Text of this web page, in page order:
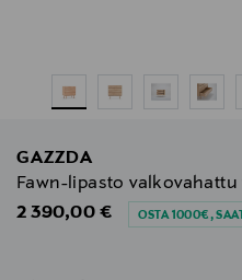
GAZZDA
Fawn-lipasto
Original Price
2 390,00 € OSTA 1000€,